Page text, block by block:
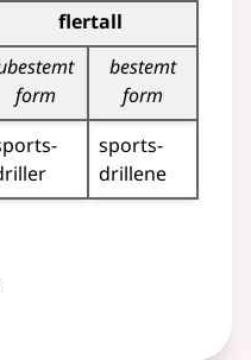
flertall
form
bestemt
form
sports­
drillene